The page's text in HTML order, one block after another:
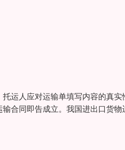
运人应对运输单填写内容的真实
合同即告成立。我国进出口货物